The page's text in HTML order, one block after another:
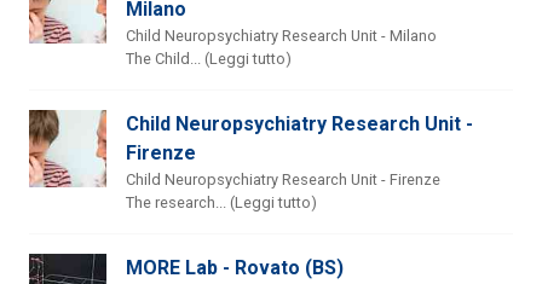
Milano
Child Neuropsychiatry Research Unit - Milano
The Child... (Leggi tutto)
Child Neuropsychiatry Research Unit -
Firenze
Child Neuropsychiatry Research Unit - Firenze
The research... (Leggi tutto)
MORE Lab - Rovato (BS)